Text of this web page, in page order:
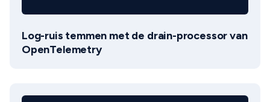
Log-ruis temmen met de drain-processor van
OpenTelemetry